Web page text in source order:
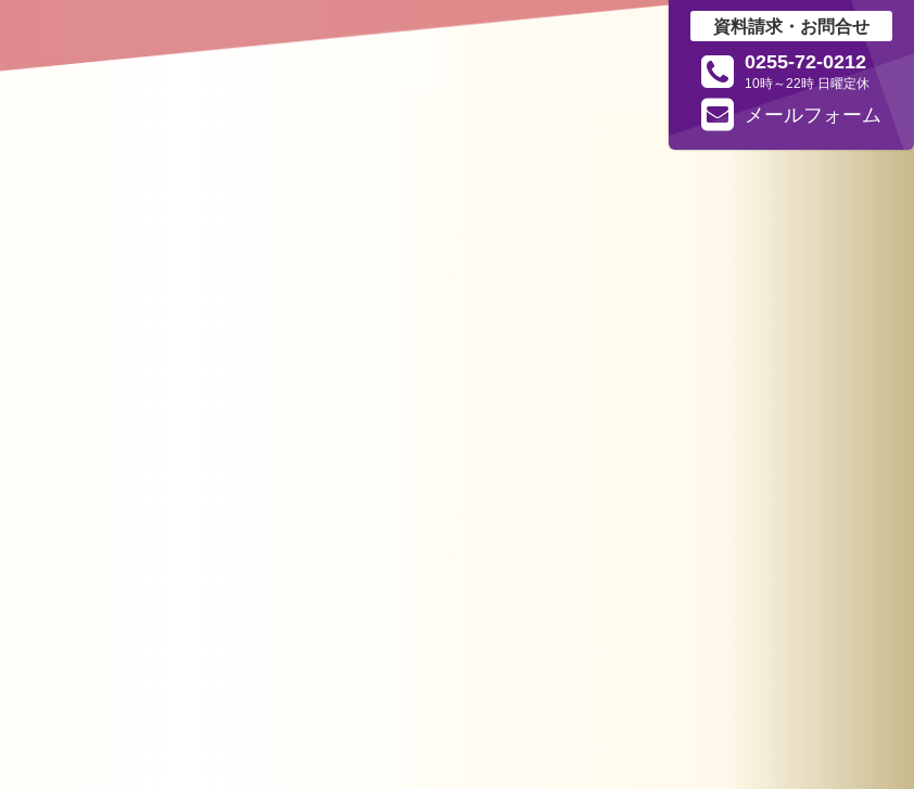
資料請求・お問合せ
0255-72-0212
10時～22時 日曜定休
メールフォーム